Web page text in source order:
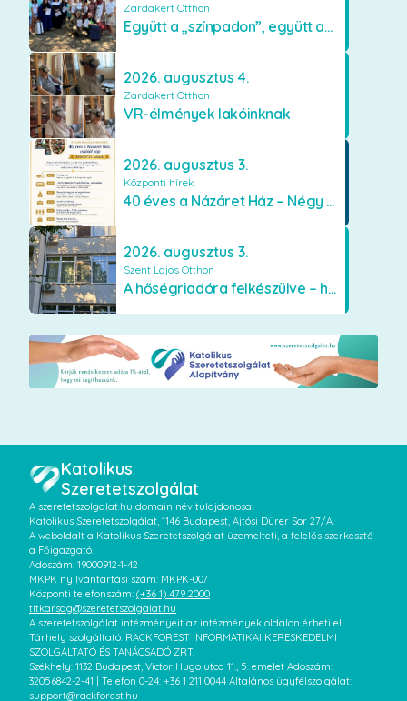
Zárdakert Otthon
Együtt a „színpadon”, együtt az élményekért 🎭✨
2026. augusztus 4.
Zárdakert Otthon
VR-élmények lakóinknak
2026. augusztus 3.
Központi hírek
40 éves a Názáret Ház – Négy évtized szeretetben és gondoskodásban
2026. augusztus 3.
Szent Lajos Otthon
A hőségriadóra felkészülve – hűsítő fejlesztések a Szent Lajos Otthonban
Katolikus
Szeretetszolgálat
A szeretetszolgalat.hu domain név tulajdonosa:
Katolikus Szeretetszolgálat, 1146 Budapest, Ajtósi Dürer Sor 27/A.
A weboldalt a Katolikus Szeretetszolgálat üzemelteti, a felelős szerkesztő
a Főigazgató.
Adószám: 19000912-1-42
MKPK nyilvántartási szám: MKPK-007
Központi telefonszám: (+36 1) 479 2000
titkarsag@szeretetszolgalat.hu
A szeretetszolgálat intézményeit az intézmények oldalon érheti el.
Tárhely szolgáltató: RACKFOREST INFORMATIKAI KERESKEDELMI
SZOLGÁLTATÓ ÉS TANÁCSADÓ ZRT.
Székhely: 1132 Budapest, Victor Hugo utca 11., 5. emelet Adószám:
32056842-2-41 | Telefon 0-24: +36 1 211 0044 Általános ügyfélszolgálat:
support@rackforest.hu